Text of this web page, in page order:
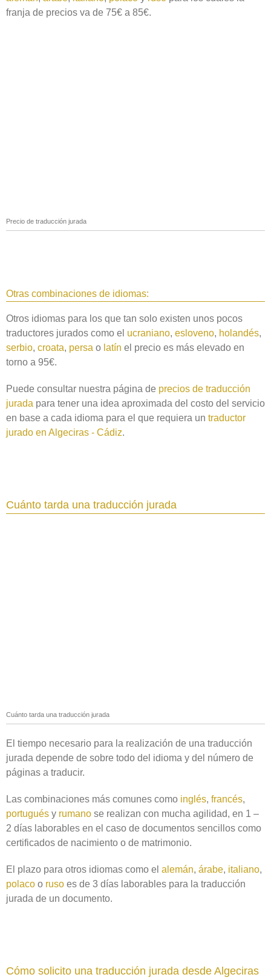
franja de precios va de 75€ a 85€.
Precio de traducción jurada
Otras combinaciones de idiomas:
Otros idiomas para los que tan solo existen unos pocos
traductores jurados como el ucraniano, esloveno, holandés,
serbio, croata, persa o latín el precio es más elevado en
torno a 95€.
Puede consultar nuestra página de precios de traducción
jurada para tener una idea aproximada del costo del servicio
en base a cada idioma para el que requiera un traductor
jurado en Algeciras - Cádiz.
Cuánto tarda una traducción jurada
Cuánto tarda una traducción jurada
El tiempo necesario para la realización de una traducción
jurada depende de sobre todo del idioma y del número de
páginas a traducir.
Las combinaciones más comunes como inglés, francés,
portugués y rumano se realizan con mucha agilidad, en 1 –
2 días laborables en el caso de documentos sencillos como
certificados de nacimiento o de matrimonio.
El plazo para otros idiomas como el alemán, árabe, italiano,
polaco o ruso es de 3 días laborables para la traducción
jurada de un documento.
Cómo solicito una traducción jurada desde Algeciras